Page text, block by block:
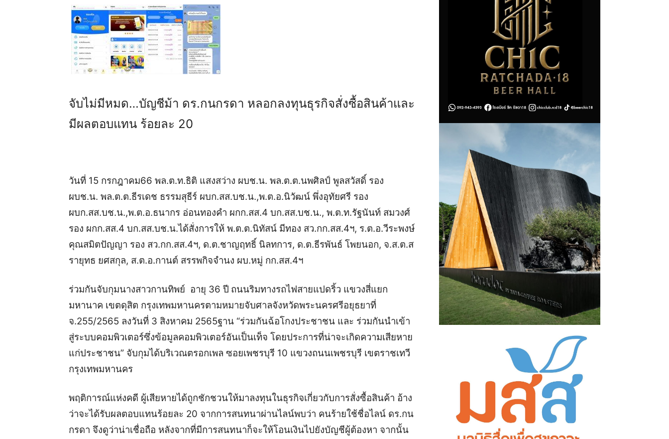
จับไม่มีหมด…บัญชีม้า ดร.กนกรดา หลอกลงทุนธุรกิจสั่งซื้อสินค้าและ
มีผลตอบแทน ร้อยละ 20
วันที่ 15 กรกฎาคม66 พล.ต.ท.ธิติ แสงสว่าง ผบช.น. พล.ต.ต.นพศิลป์ พูลสวัสดิ์ รอง
ผบช.น. พล.ต.ต.ธีรเดช ธรรมสุธีร์ ผบก.สส.บช.น.,พ.ต.อ.นิวัฒน์ พึ่งอุทัยศรี รอง
ผบก.สส.บช.น.,พ.ต.อ.ธนากร อ่อนทองคำ ผกก.สส.4 บก.สส.บช.น., พ.ต.ท.รัฐนันท์ สมวงศ์
รอง ผกก.สส.4 บก.สส.บช.น.ได้สั่งการให้ พ.ต.ต.นิทัสน์ มีทอง สว.กก.สส.4ฯ, ร.ต.อ.วีระพงษ์
คุณสมิตปัญญา รอง สว.กก.สส.4ฯ, ด.ต.ชาญฤทธิ์ นิลทการ, ด.ต.ธีรพันธ์ โพยนอก, จ.ส.ต.ส
รายุทธ ยศสกุล, ส.ต.อ.กานต์ สรรพกิจจำนง ผบ.หมู่ กก.สส.4ฯ
ร่วมกันจับกุม​นางสาวกานทิพย์ อายุ 36 ปี ถนนริมทางรถไฟสายแปดริ้ว แขวงสี่แยก
มหานาค เขตดุสิต กรุงเทพมหานครตามหมายจับศาลจังหวัดพระนครศรีอยุธยาที่
จ.255/2565 ลงวันที่ 3 สิงหาคม 2565ฐาน “ร่วมกันฉ้อโกงประชาชน และ ร่วมกันนำเข้า
สู่ระบบคอมพิวเตอร์ซึ่งข้อมูลคอมพิวเตอร์อันเป็นเท็จ โดยประการที่น่าจะเกิดความเสียหาย
แก่ประชาชน” จับกุมได้บริเวณตรอกเพล ซอยเพชรบุรี 10 แขวงถนนเพชรบุรี เขตราชเทวี
กรุงเทพมหานคร
พฤติการณ์แห่งคดี ผู้เสียหายได้ถูกชักชวนให้มาลงทุนในธุรกิจเกี่ยวกับการสั่งซื้อสินค้า อ้าง
ว่าจะได้รับผลตอบแทนร้อยละ 20 จากการสนทนาผ่านไลน์พบว่า คนร้ายใช้ชื่อไลน์ ดร.กน
กรดา จึงดูว่าน่าเชื่อถือ หลังจากที่มีการสนทนาก็จะให้โอนเงินไปยังบัญชีผู้ต้องหา จากนั้น